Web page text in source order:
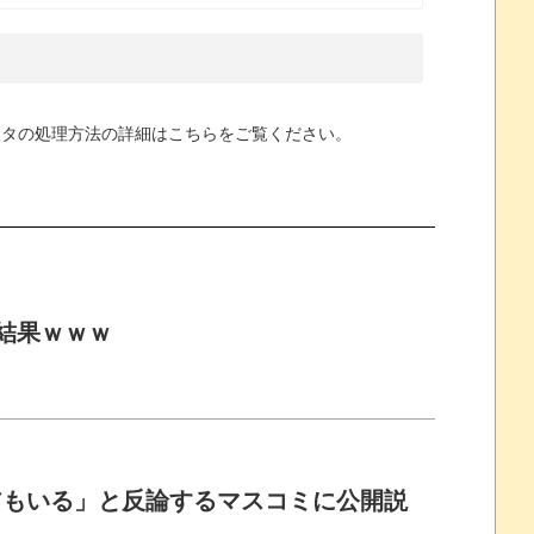
の処理方法の詳細はこちらをご覧ください。
果ｗｗｗ
いる」と反論するマスコミに公開説